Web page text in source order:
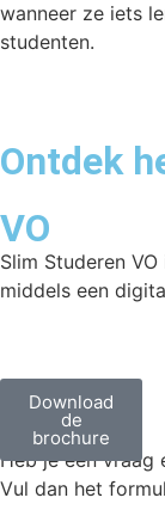
wanneer ze iets
studenten.
Ontdek
VO
Slim Studeren
middels een
Meer
over
VO
Download
de
brochure
Contact
Heb je een vraag
Vul dan het